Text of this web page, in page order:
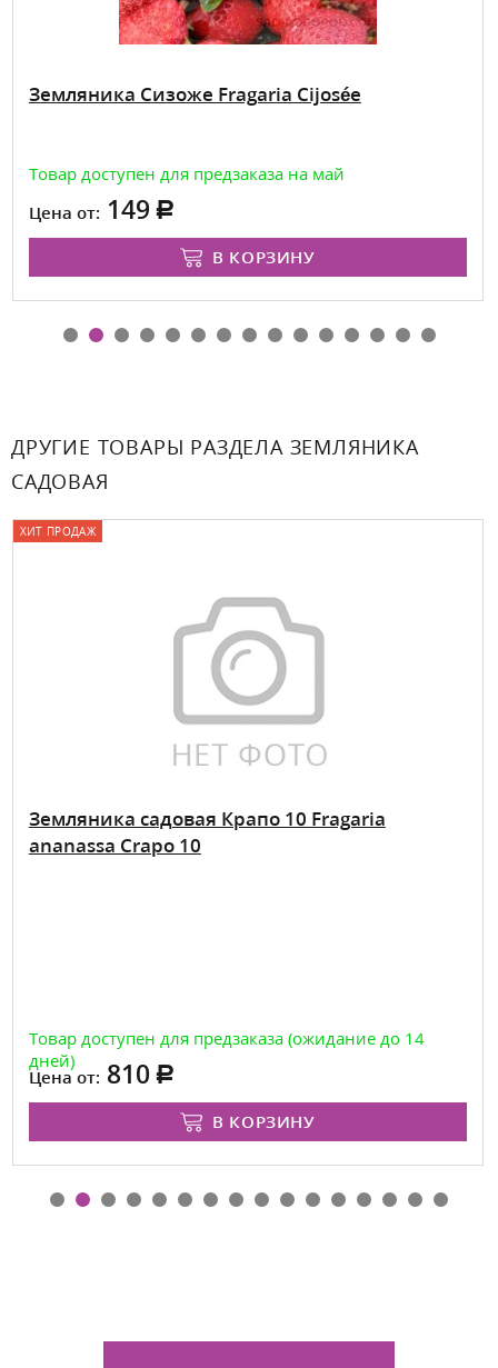
Земляника Сизоже Fragaria Cijosée
Товар доступен для предзаказа на май
Цена от: 149
В КОРЗИНУ
ДРУГИЕ ТОВАРЫ РАЗДЕЛА ЗЕМЛЯНИКА
САДОВАЯ
ХИТ ПРОДАЖ
Земляника садовая Крапо 10 Fragaria
ananassa Crapo 10
Товар доступен для предзаказа (ожидание до 14
дней)
Цена от: 810
В КОРЗИНУ